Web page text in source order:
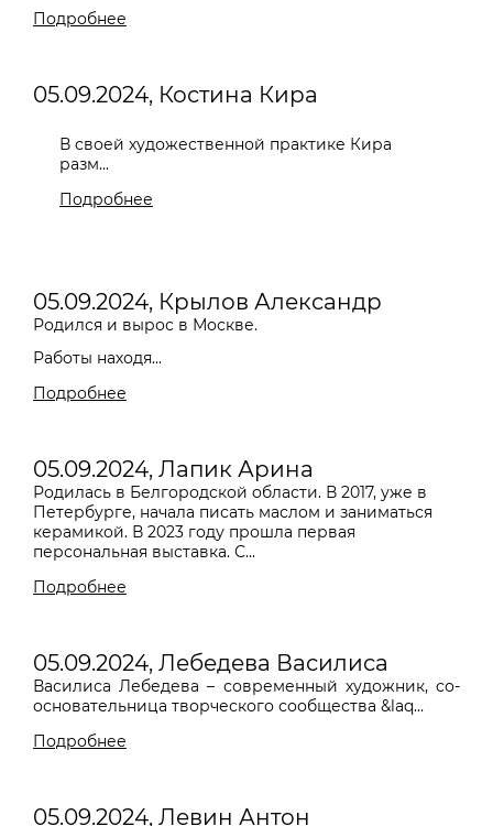
Подробнее
05.09.2024, Костина Кира
В своей художественной практике Кира
разм...
Подробнее
05.09.2024, Крылов Александр
Родился и вырос в Москве.
Работы находя...
Подробнее
05.09.2024, Лапик Арина
Родилась в Белгородской области. В 2017, уже в
Петербурге, начала писать маслом и заниматься
керамикой. В 2023 году прошла первая
персональная выставка. С...
Подробнее
05.09.2024, Лебедева Василиса
Василиса Лебедева – современный художник, со-
основательница творческого сообщества &laq...
Подробнее
05.09.2024, Левин Антон